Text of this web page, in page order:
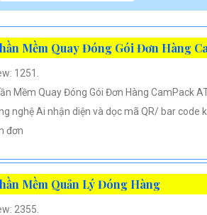
Mềm Quay Đóng Gói Đơn Hàng
1251.
Mềm Quay Đóng Gói Đơn Hàng CamPack
nghệ Ai nhận diện và dọc mã QR/ bar code
đơn
Mềm Quản Lý Đóng Hàng
2355.